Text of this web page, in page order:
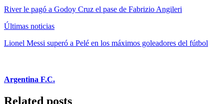
River le pagó a Godoy Cruz el pase de Fabrizio Angileri
Últimas noticias
Lionel Messi superó a Pelé en los máximos goleadores del fútbol
Argentina F.C.
Related posts